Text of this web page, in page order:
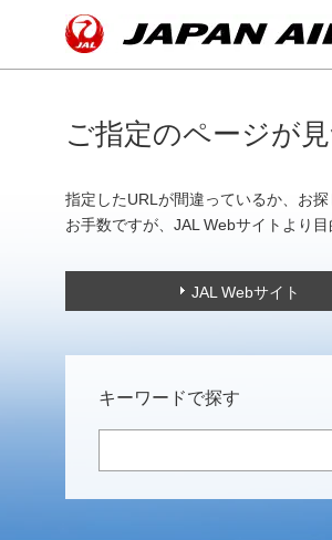
ご指定のページが
指定したURLが間違っているか、お
お手数ですが、JAL Webサイトより
JAL Webサイト
キーワードで探す